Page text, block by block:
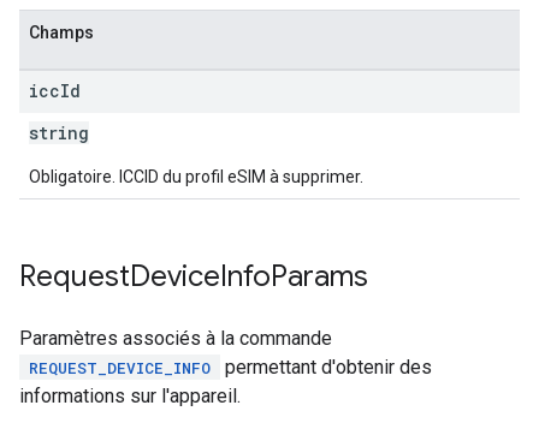
Champs
iccId
string
Obligatoire. ICCID du profil eSIM à supprimer.
RequestDeviceInfoParams
Paramètres associés à la commande
REQUEST_DEVICE_INFO
permettant d'obtenir des
informations sur l'appareil.